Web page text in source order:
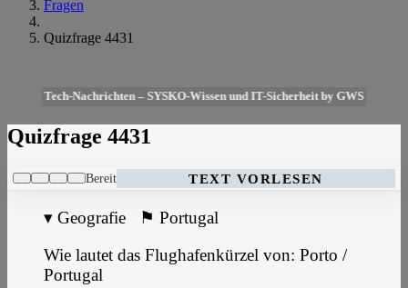
Fragen
Quizfrage 4431
Tech-Nachrichten – SYSKO-Wissen und IT-Sicherheit by GWS
Quizfrage 4431
Bereit TEXT VORLESEN
▾ Geografie ⚑ Portugal
Wie lautet das Flughafenkürzel von: Porto /
Portugal